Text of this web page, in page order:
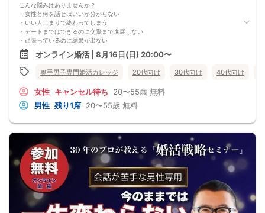
一緒に美味しいものを食べに行ったり、
映画に行ったり、旅行に行けるように、
ぜひこの先を読み進めてみてください👇
※講師の急用以外はたとえ参加人数が1人でも
その人のために必ず実施します
※はじめてセミナーに参加する方も
ビデオオフでも参加OKにしているので
安心してください
こんな悩みはありませんか？
・女性と何を話せばいいか分からない
・いい人止まりで終わってしまう
・デートまではできるのに交際まで進展しない
・頑張っているのに結果が出ない
・何が原因なのか分からない
・このまま続けても彼女ができる気がしない
これまで500名以上の
奥手男子の恋愛・婚活相談に乗ってきて、
それは、
多くの奥手男子は、努力不足ではなく、
努力の方向性がズレているということです。
恋愛系YouTubeを見たり、
婚活パーティーや街コンへ参加したり、
みなさん本当に努力しています。
でも、その努力が本命女性との交際につながらず、
「このまま恋愛・婚活を続けても、
本命女性と交際できないのではないか…」
そんな不安を抱えている奥手男子が本当に多いです。
つまり、
やみくもに頑張るだけでは、
オンライン婚活 | 8月16日(日) 20:00〜
奥手男子専門婚活カレッジ 20代向け 30代向け 40代向け
女性 キャンセル待ち 20〜55歳 無料
男性 残り1席 20〜55歳 無料